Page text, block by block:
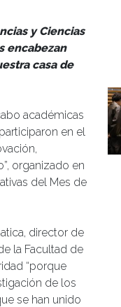
y Ciencias
encabezan
casa de
académicas
en el
organizado en
del Mes de
director de
la Facultad de
“porque
de los
se han unido